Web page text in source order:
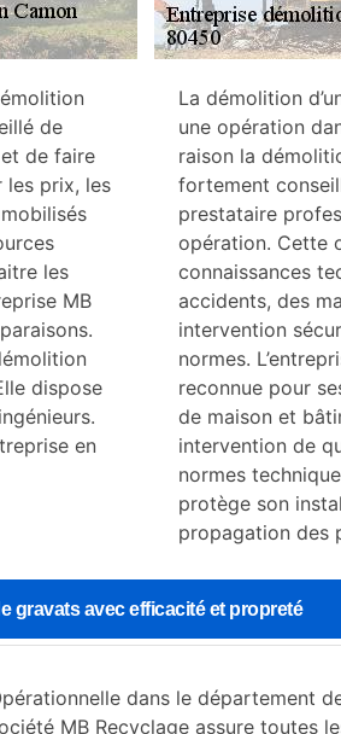
gravats avec efficacité et propreté
dans le département
MB Recyclage assure toutes
de
de faire
les prix, les
les
MB
dispose
en
La démolition
une opération
raison la
fortement
prestataire
opération. Cette
connaissances
accidents, des
intervention
normes.
reconnue pour
de maison et
intervention de
normes
protège son
propagation des